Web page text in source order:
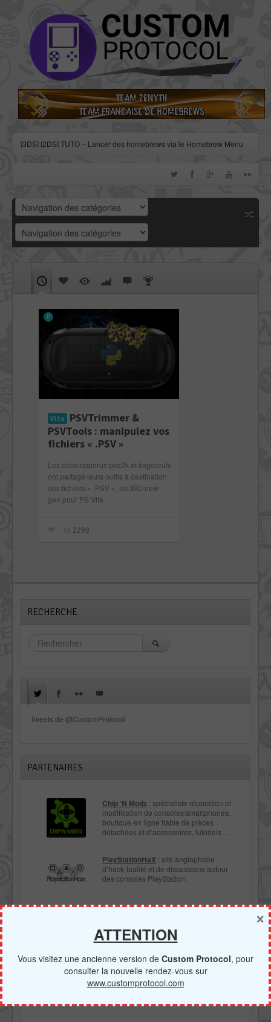
[3DS] [2DS] TUTO – Lancer des homebrews via le Homebrew Menu
[3DS] [2DS] TUTO - Utiliser l’exploit BannerBomb3 pour obtenir un
[3DS] [2DS] TUTO – Obtenir sa clé « movable.sed » de chiffrage
DSiWare via Seedminer
[Vita] Firmware 3.71 : et un nouveau firmware inutile, un !
Vita PSVTrimmer &
PSVTools : manipulez vos
fichiers « .PSV »
Les développerus pez2k et kageurufu
ont partagé leurs outils à destination
des fichiers « .PSV », les ISO new-
gen pour PS Vita.
2298
RECHERCHE
Tweets de @CustomProtocol
PARTENAIRES
Chip ‘N Modz : spécialiste réparation et
modification de consoles/smartphones,
boutique en ligne fiable de pièces
détachées et d’accessoires, tutoriels…
PlayStationHaX : site anglophone
d’hack-tualité et de discussions autour
des consoles PlayStation.
Games and Consoles: site italien
successeur de Gamesonic, qui traite à la
fois des news officielles et underground
ATTENTION
Vous visitez une ancienne version de Custom Protocol, pour
consulter la nouvelle rendez-vous sur
www.customprotocol.com
×